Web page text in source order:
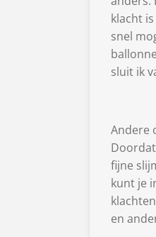
klacht
snel
sluit ik
Andere
fijne
kunt je
en